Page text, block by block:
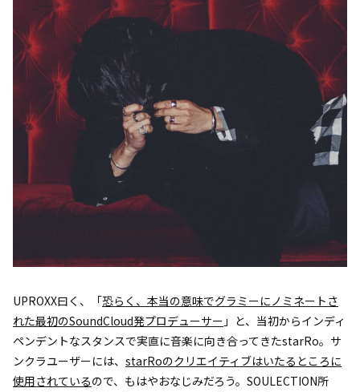
UPROXX曰く、「恐らく、本当の意味でグラミーにノミネートさ
れた最初のSoundCloud発プロデューサー 」と、当初からインディ
ペンデントなスタンスで実直に音楽に向き合ってきたstarRo。サ
ンクラユーザーには、 starRoのクリエイティブはいたるところに
使用されているので、もはやおなじみだろう。SOULECTION所